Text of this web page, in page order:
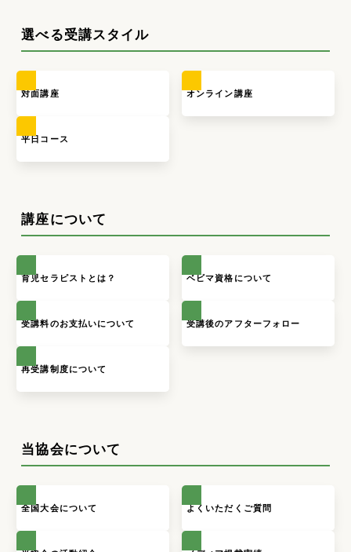
選べる受講スタイル
対面講座 オンライン講座
平日コース
講座について
育児セラピストとは？ ベビマ資格について
受講料のお支払いについて 受講後のアフターフォロー
再受講制度について
当協会について
全国大会について よくいただくご質問